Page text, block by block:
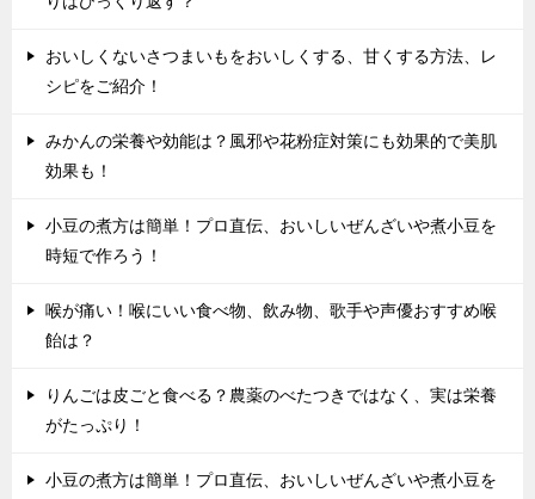
おいしくないさつまいもをおいしくする、甘くする方法、レ
シピをご紹介！
みかんの栄養や効能は？風邪や花粉症対策にも効果的で美肌
効果も！
小豆の煮方は簡単！プロ直伝、おいしいぜんざいや煮小豆を
時短で作ろう！
喉が痛い！喉にいい食べ物、飲み物、歌手や声優おすすめ喉
飴は？
りんごは皮ごと食べる？農薬のべたつきではなく、実は栄養
がたっぷり！
小豆の煮方は簡単！プロ直伝、おいしいぜんざいや煮小豆を